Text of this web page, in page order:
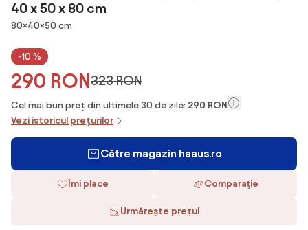
40 x 50 x 80 cm
Dimensiuni
80×40×50 cm
-10 %
290 RON323 RON
Cel mai bun preț din ultimele 30 de zile: 290 RON
Vezi istoricul prețurilor
Către magazin haaus.ro
Îmi place Comparaţie
Urmărește prețul